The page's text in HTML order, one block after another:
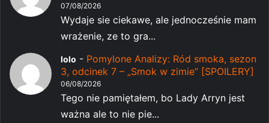
07/08/2026
Wydaje sie ciekawe, ale jednocześnie mam
wrażenie, ze to gra...
lolo - Pomylone Analizy: Ród smoka, sezon
3, odcinek 7 – „Smok w zimie” [SPOILERY]
06/08/2026
Tego nie pamiętałem, bo Lady Arryn jest
ważna ale to nie pie...